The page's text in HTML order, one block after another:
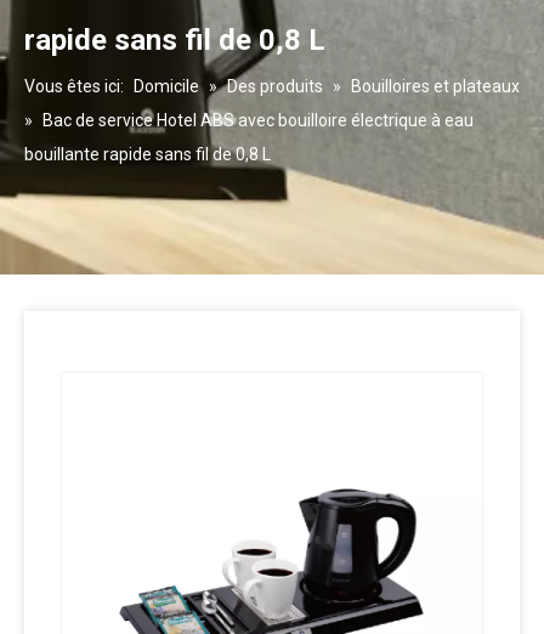
rapide sans fil de 0,8 L
Vous êtes ici: Domicile » Des produits »
Bouilloires et plateaux
»
Bac de service Hotel ABS avec bouilloire électrique à eau
bouillante rapide sans fil de 0,8 L